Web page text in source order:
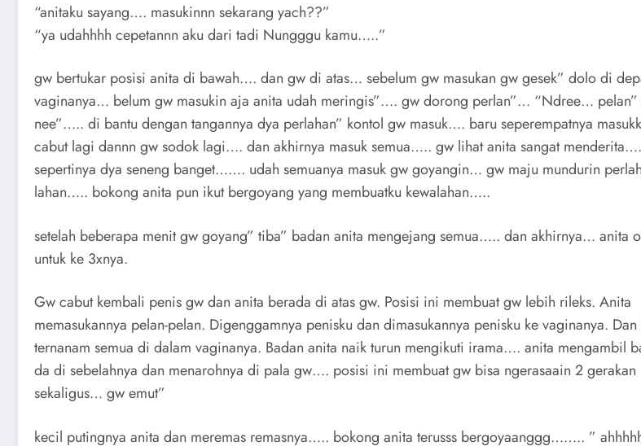
“anitaku sayang…. masukinnn sekarang yach??”
“ya udahhhh cepetannn aku dari tadi Nungggu kamu…..”
gw bertukar posisi anita di bawah…. dan gw di atas… sebelum gw masukan gw gesek” dolo di
vaginanya… belum gw masukin aja anita udah meringis”…. gw dorong perlan”… “Ndree… pelan”
nee”….. di bantu dengan tangannya dya perlahan” kontol gw masuk…. baru seperempatnya
cabut lagi dannn gw sodok lagi…. dan akhirnya masuk semua….. gw lihat anita sangat
sepertinya dya seneng banget……. udah semuanya masuk gw goyangin… gw maju mundurin
lahan….. bokong anita pun ikut bergoyang yang membuatku kewalahan…..
setelah beberapa menit gw goyang” tiba” badan anita mengejang semua….. dan akhirnya… anita
untuk ke 3xnya.
Gw cabut kembali penis gw dan anita berada di atas gw. Posisi ini membuat gw lebih rileks. Anita
memasukannya pelan-pelan. Digenggamnya penisku dan dimasukannya penisku ke vaginanya. Dan
ternanam semua di dalam vaginanya. Badan anita naik turun mengikuti irama…. anita mengambil
da di sebelahnya dan menarohnya di pala gw…. posisi ini membuat gw bisa ngerasaain 2 gerakan
sekaligus… gw emut”
kecil putingnya anita dan meremas remasnya….. bokong anita terusss bergoyaanggg…….. ”